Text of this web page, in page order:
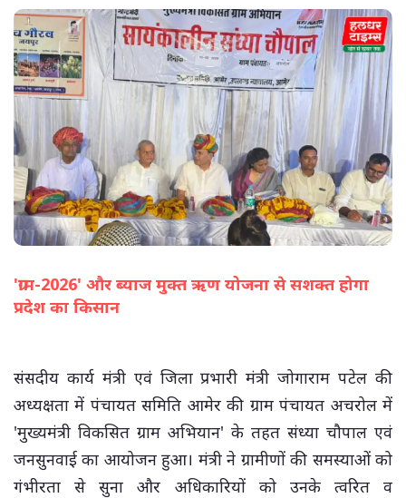
'ग्राम-2026' और ब्याज मुक्त ऋण योजना से सशक्त होगा
प्रदेश का किसान
संसदीय कार्य मंत्री एवं जिला प्रभारी मंत्री जोगाराम पटेल की
अध्यक्षता में पंचायत समिति आमेर की ग्राम पंचायत अचरोल में
'मुख्यमंत्री विकसित ग्राम अभियान' के तहत संध्या चौपाल एवं
जनसुनवाई का आयोजन हुआ। मंत्री ने ग्रामीणों की समस्याओं को
गंभीरता से सुना और अधिकारियों को उनके त्वरित व